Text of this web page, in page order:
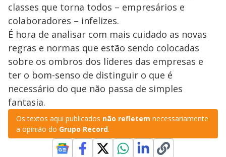
classes que torna todos – empresários e
colaboradores – infelizes.
É hora de analisar com mais cuidado as novas
regras e normas que estão sendo colocadas
sobre os ombros dos líderes das empresas e
ter o bom-senso de distinguir o que é
necessário do que não passa de simples
fantasia.
Os textos aqui publicados não refletem necessariamente
a opinião do Grupo Record.